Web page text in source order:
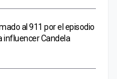
al 911 por el episodio
influencer Candela